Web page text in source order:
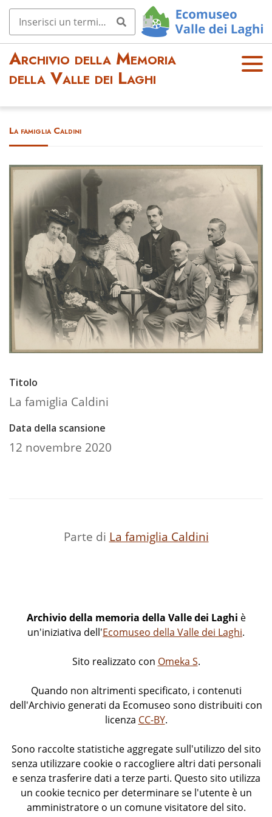
Archivio della Memoria
della Valle dei Laghi
OPE
La famiglia Caldini
Titolo
La famiglia Caldini
Data della scansione
12 novembre 2020
Parte di La famiglia Caldini
Archivio della memoria della Valle dei Laghi è
un'iniziativa dell'Ecomuseo della Valle dei Laghi.
Sito realizzato con Omeka S.
Quando non altrimenti specificato, i contenuti
dell'Archivio generati da Ecomuseo sono distribuiti con
licenza CC-BY.
Sono raccolte statistiche aggregate sull'utilizzo del sito
senza utilizzare cookie o raccogliere altri dati personali
e senza trasferire dati a terze parti. Questo sito utilizza
un cookie tecnico per determinare se l'utente è un
amministratore o un comune visitatore del sito.